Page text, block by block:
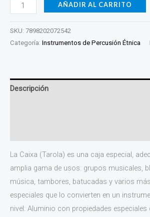
AÑADIR AL CARRITO
SKU: 7898202072542
Categoría: Instrumentos de Percusión Étnica
Descripción
La Caixa (Tarola) es una caja especial,
amplia gama de usos: grupos musicales,
música, tambores, batucadas y varios
especiales que lo convierten en un
nivel: Aluminio con propiedades especiales